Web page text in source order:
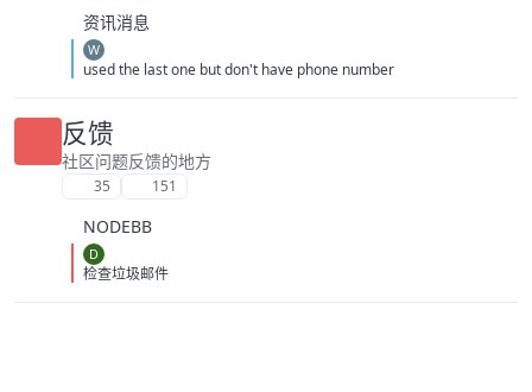
资讯消息
W
used the last one but don't have phone number
反馈
社区问题反馈的地方
35 151
NODEBB
D
检查垃圾邮件